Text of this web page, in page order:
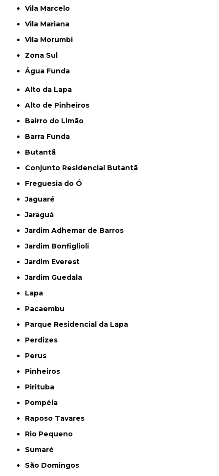
Vila Marcelo
Vila Mariana
Vila Morumbi
Zona Sul
Água Funda
Alto da Lapa
Alto de Pinheiros
Bairro do Limão
Barra Funda
Butantã
Conjunto Residencial Butantã
Freguesia do Ó
Jaguaré
Jaraguá
Jardim Adhemar de Barros
Jardim Bonfiglioli
Jardim Everest
Jardim Guedala
Lapa
Pacaembu
Parque Residencial da Lapa
Perdizes
Perus
Pinheiros
Pirituba
Pompéia
Raposo Tavares
Rio Pequeno
Sumaré
São Domingos